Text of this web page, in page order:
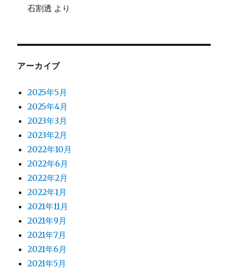
石割透 より
アーカイブ
2025年5月
2025年4月
2023年3月
2023年2月
2022年10月
2022年6月
2022年2月
2022年1月
2021年11月
2021年9月
2021年7月
2021年6月
2021年5月